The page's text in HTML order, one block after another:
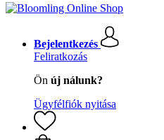
Bejelentkezés
Feliratkozás
Ön új nálunk?
Ügyfélfiók nyitása